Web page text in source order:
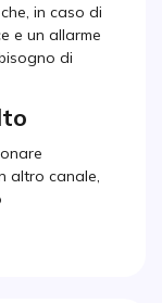
in caso di
e un allarme
di
altro canale,